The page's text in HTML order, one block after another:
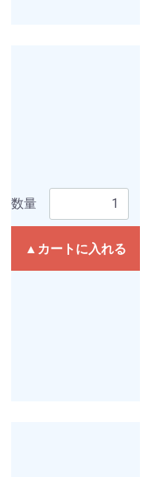
数量
▲カートに入れる